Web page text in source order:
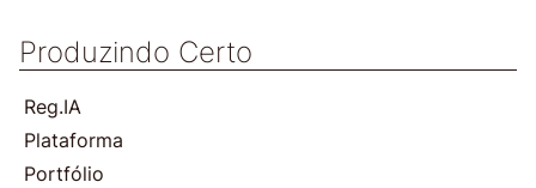
Produzindo Certo
Reg.IA
Plataforma
Portfólio